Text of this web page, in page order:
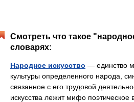
Смотреть что такое
словарях:
Народное искусство — единство
культуры определенного народа,
связанное с его трудовой
искусства лежит мифо